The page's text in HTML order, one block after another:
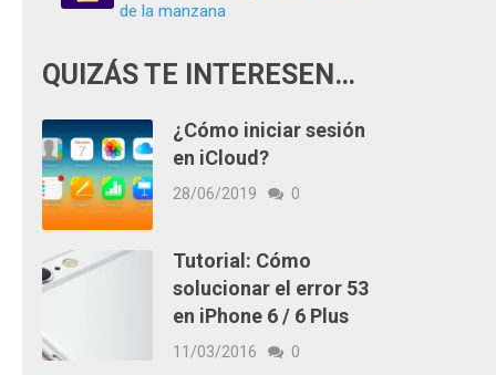
de la manzana
QUIZÁS TE INTERESEN…
¿Cómo iniciar sesión
en iCloud?
28/06/2019 0
Tutorial: Cómo
solucionar el error 53
en iPhone 6 / 6 Plus
11/03/2016 0